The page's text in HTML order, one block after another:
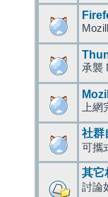
承襲
上
社群
可攜
其它
討論